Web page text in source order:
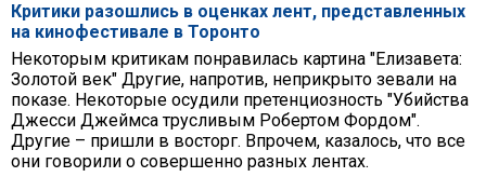
Критики разошлись в оценках лент, представленных
на кинофестивале в Торонто
Некоторым критикам понравилась картина "Елизавета:
Золотой век" Другие, напротив, неприкрыто зевали на
показе. Некоторые осудили претенциозность "Убийства
Джесси Джеймса трусливым Робертом Фордом".
Другие – пришли в восторг. Впрочем, казалось, что все
они говорили о совершенно разных лентах.